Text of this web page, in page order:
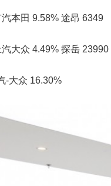
本田 9.58% 途昂 6349
大众 4.49% 探岳 23990
-大众 16.30%